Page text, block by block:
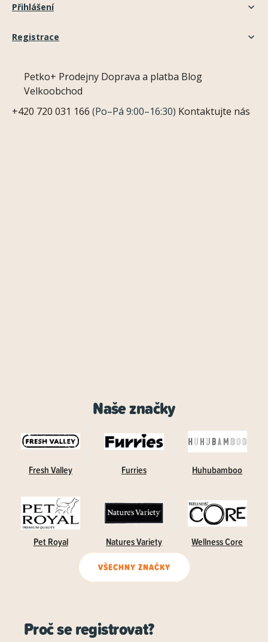
Přihlášení
Registrace
Petko+ Prodejny Doprava a platba Blog
Velkoobchod
+420 720 031 166 (Po–Pá 9:00–16:30) Kontaktujte nás
Naše značky
Fresh Valley Furries Huhubamboo
Pet Royal Natures Variety Wellness Core
VŠECHNY ZNAČKY
Proč se registrovat?